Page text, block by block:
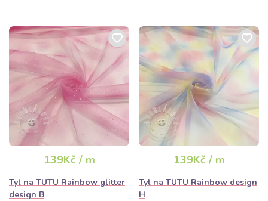
139Kč / m
Tyl na TUTU Rainbow glitter
design B
139Kč / m
Tyl na TUTU Rainbow design
H